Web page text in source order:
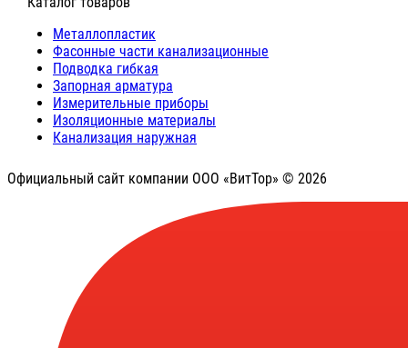
Металлопластик
Фасонные части канализационные
Подводка гибкая
Запорная арматура
Измерительные приборы
Изоляционные материалы
Канализация наружная
Официальный сайт компании ООО «ВитТор» © 2026